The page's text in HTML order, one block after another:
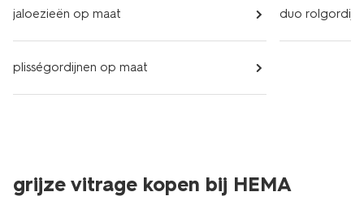
jaloezieën op maat
plisségordijnen op maat
duo
grijze vitrage kopen bij HEMA